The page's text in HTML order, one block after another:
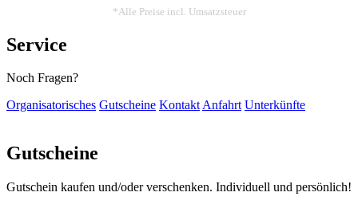
*Alle Preise incl. Umsatzsteuer
Service
Noch Fragen?
Organisatorisches Gutscheine KontaktAnfahrt Unterkünfte
Gutscheine
Gutschein kaufen und/oder verschenken. Individuell und persönlich!